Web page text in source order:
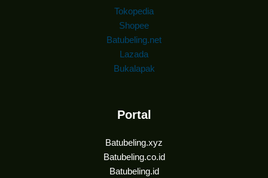
Tokopedia
Shopee
Batubeling.net
Lazada
Bukalapak
Portal
Batubeling.xyz
Batubeling.co.id
Batubeling.id